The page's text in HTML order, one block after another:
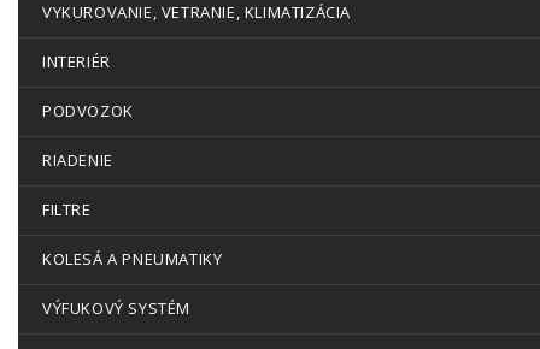
VYKUROVANIE, VETRANIE, KLIMATIZÁCIA
INTERIÉR
PODVOZOK
RIADENIE
FILTRE
KOLESÁ A PNEUMATIKY
VÝFUKOVÝ SYSTÉM